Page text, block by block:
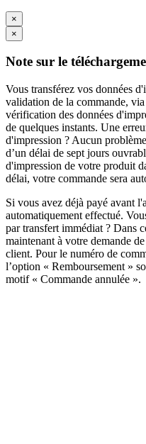
×
×
Note sur le
Vous transférez vos données
validation de la commande,
vérification des données
de quelques instants. Une
d'impression ? Aucun
d’un délai de sept jours
d'impression de votre produit
délai, votre commande sera
Si vous avez déjà payé avant
automatiquement effectué.
par transfert immédiat ? Dans
maintenant à votre demande
client. Pour le numéro de
l’option « Remboursement »
motif « Commande annulée ».